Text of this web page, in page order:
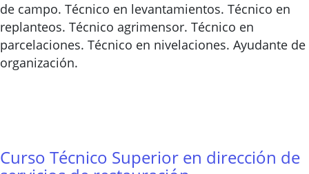
de campo. Técnico en levantamientos. Técnico en
replanteos. Técnico agrimensor. Técnico en
parcelaciones. Técnico en nivelaciones. Ayudante de
organización.
Curso Técnico Superior en dirección de